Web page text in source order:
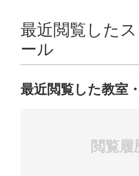
最近閲覧した
ール
最近閲覧した教室
閲覧